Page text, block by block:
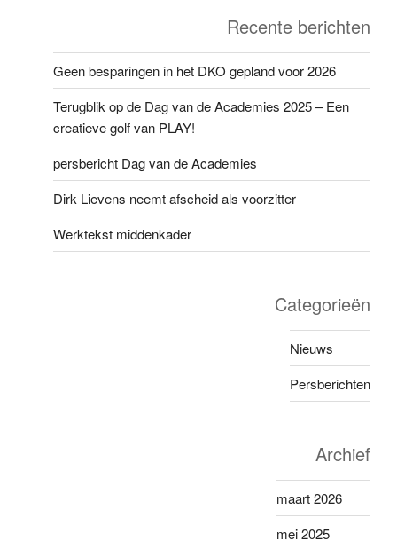
Recente berichten
Geen besparingen in het DKO gepland voor 2026
Terugblik op de Dag van de Academies 2025 – Een
creatieve golf van PLAY!
persbericht Dag van de Academies
Dirk Lievens neemt afscheid als voorzitter
Werktekst middenkader
Categorieën
Nieuws
Persberichten
Archief
maart 2026
mei 2025